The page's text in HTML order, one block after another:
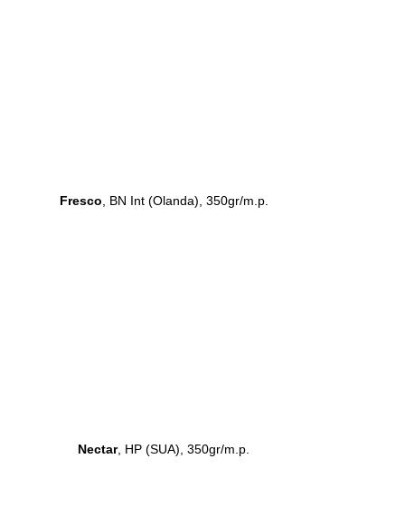
Fresco , BN Int (Olanda), 350gr/m.p.
Nectar, HP (SUA), 350gr/m.p.